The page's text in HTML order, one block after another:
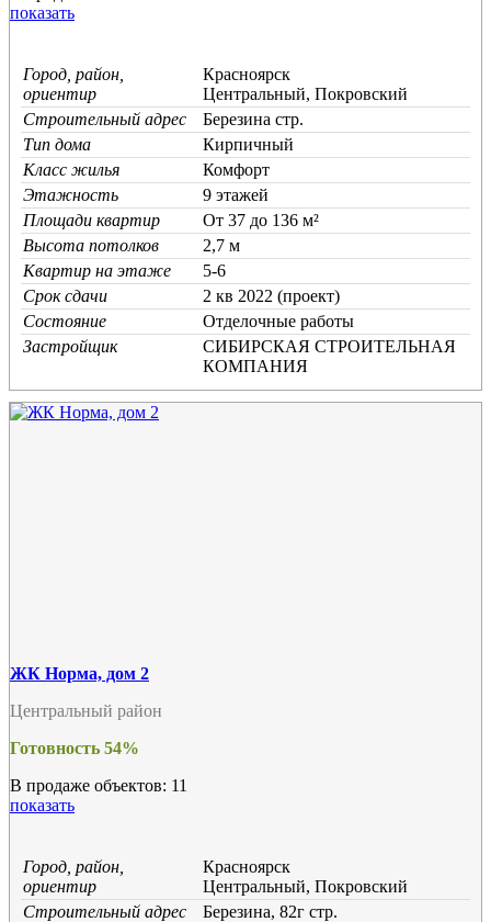
показать
Город, район,
ориентир
Красноярск
Центральный, Покровский
Строительный адрес
Березина стр.
Тип дома
Кирпичный
Класс жилья
Комфорт
Этажность
9 этажей
Площади квартир
От 37 до 136 м²
Высота потолков
2,7 м
Квартир на этаже
5-6
Срок сдачи
2 кв 2022 (проект)
Состояние
Отделочные работы
Застройщик
СИБИРСКАЯ CТРОИТЕЛЬНАЯ
КОМПАНИЯ
ЖК Норма, дом 2
Центральный район
Готовность 54%
В продаже объектов: 11
показать
Город, район,
ориентир
Красноярск
Центральный, Покровский
Строительный адрес
Березина, 82г стр.